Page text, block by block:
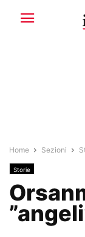
Home Sezioni
Storie